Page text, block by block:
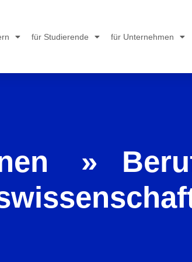
für Studierende für Unternehmen
»